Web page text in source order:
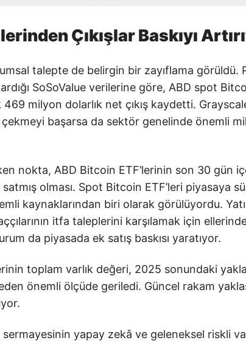
Çıkışlar Baskıyı
talepte de belirgin bir zayıflama görüldü.
SoSoValue verilerine göre, ABD spot
469 milyon dolarlık net çıkış kaydetti.
başarsa da sektör genelinde önemli
nokta, ABD Bitcoin ETF’lerinin son 30 gün
olması. Spot Bitcoin ETF’leri piyasaya
kaynaklarından biri olarak görülüyordu.
itfa taleplerini karşılamak için
da piyasada ek satış baskısı yaratıyor.
toplam varlık değeri, 2025 sonundaki
önemli ölçüde geriledi. Güncel rakam
sermayesinin yapay zekâ ve geleneksel riskli